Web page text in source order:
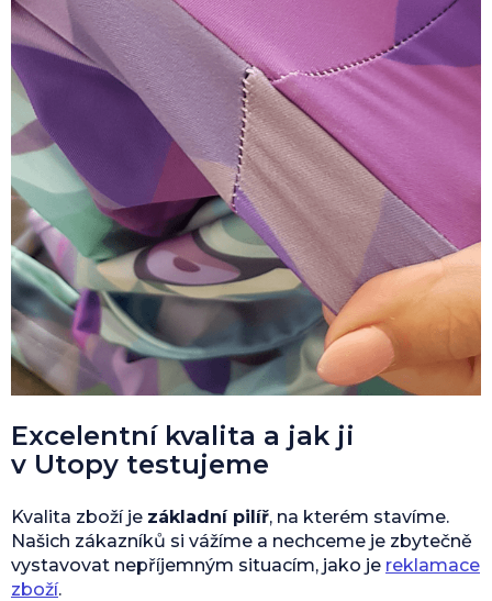
Excelentní kvalita a jak ji
v Utopy testujeme
Kvalita zboží je základní pilíř, na kterém stavíme.
Našich zákazníků si vážíme a nechceme je zbytečně
vystavovat nepříjemným situacím, jako je reklamace
zboží.